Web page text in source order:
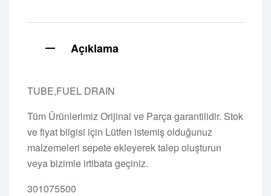
Açıklama
TUBE,FUEL DRAIN
Tüm Ürünlerimiz Orijinal ve Parça garantilidir. Stok
ve fiyat bilgisi için Lütfen istemiş olduğunuz
malzemeleri sepete ekleyerek talep oluşturun
veya bizimle irtibata geçiniz.
301075500